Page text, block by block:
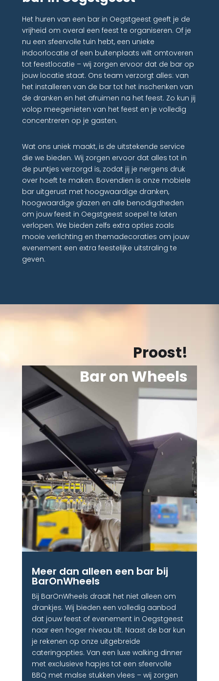
Het huren van een bar in Oegstgeest geeft je de
vrijheid om overal een feest te organiseren. Of je
nu een sfeervolle tuin hebt, een unieke
indoorlocatie of een buitenplaats wilt omtoveren
tot feestlocatie – wij zorgen ervoor dat de bar op
jouw locatie staat. Ons team verzorgt alles: van
het installeren van de bar tot het inschenken van
de dranken en het afruimen na het feest. Zo kun jij
volop meegenieten van het feest en je volledig
concentreren op je gasten.
Wat ons uniek maakt, is de uitstekende service
die we bieden. Wij zorgen ervoor dat alles tot in
de puntjes verzorgd is, zodat jij je nergens druk
over hoeft te maken. Bovendien is onze mobiele
bar uitgerust met hoogwaardige dranken,
hoogwaardige glazen en alle benodigdheden
om jouw feest in Oegstgeest soepel te laten
verlopen. We bieden zelfs extra opties zoals
mooie verlichting en themadecoraties om jouw
evenement een extra feestelijke uitstraling te
geven.
Proost!
Bar on Wheels
Meer dan alleen een bar bij
BarOnWheels
Bij BarOnWheels draait het niet alleen om
drankjes. Wij bieden een volledig aanbod
dat jouw feest of evenement in Oegstgeest
naar een hoger niveau tilt. Naast de bar kun
je rekenen op onze uitgebreide
cateringopties. Van een luxe walking dinner
met exclusieve hapjes tot een sfeervolle
BBQ met malse stukken vlees – wij zorgen